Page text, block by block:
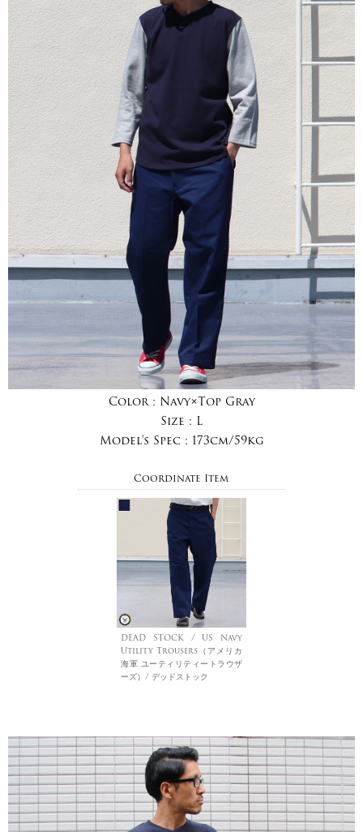
Color : Navy×Top Gray
Size : L
Model's Spec : 173cm/59kg
Coordinate Item
DEAD STOCK / US Navy
Utility Trousers（アメリカ
海軍 ユーティリティートラウザ
ーズ）/ デッドストック